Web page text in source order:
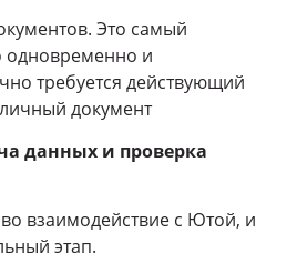
Это самый
одновременно и
требуется действующий
документ
данных и проверка
во взаимодействие с Ютой, и
этап.